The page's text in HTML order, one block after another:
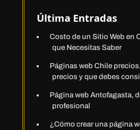
Última Entradas
Costo de un Sitio Web en
que Necesitas Saber
Páginas web Chile
precios y que debes
Página web Antofagasta,
profesional
¿Cómo crear una página